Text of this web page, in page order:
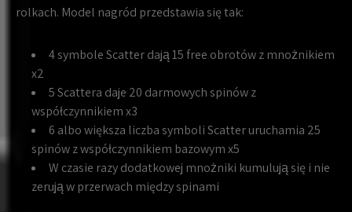
rolkach. Model nagród przedstawia się tak:
4 symbole Scatter dają 15 free obrotów z mnożnikiem
x2
5 Scattera daje 20 darmowych spinów z
współczynnikiem x3
6 albo większa liczba symboli Scatter uruchamia 25
spinów z współczynnikiem bazowym x5
W czasie razy dodatkowej mnożniki kumulują się i nie
zerują w przerwach między spinami